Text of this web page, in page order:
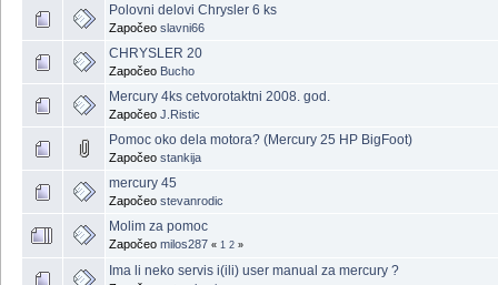
Polovni delovi Chrysler 6 ks
Započeo slavni66
CHRYSLER 20
Započeo Bucho
Mercury 4ks cetvorotaktni 2008. god.
Započeo J.Ristic
Pomoc oko dela motora? (Mercury 25 HP BigFoot)
Započeo stankija
mercury 45
Započeo stevanrodic
Molim za pomoc
Započeo milos287 « 1 2 »
Ima li neko servis i(ili) user manual za mercury ?